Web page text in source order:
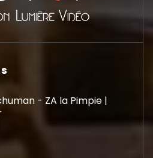
- ZA la Pimpie |